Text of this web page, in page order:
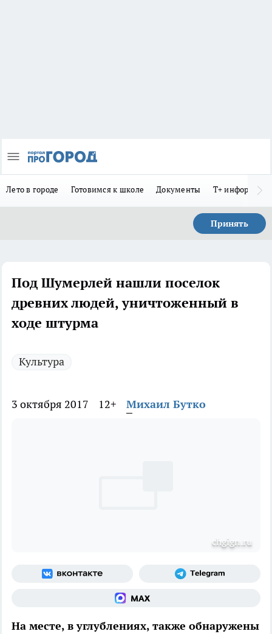
Лето в городе Готовимся к школе Документы Т+
Принять
Под Шумерлей нашли поселок
древних людей, уничтоженный в
ходе штурма
Культура
3 октября 2017 12+ Михаил Бутко
chgign.ru
На месте, в углублениях, также обнаружены